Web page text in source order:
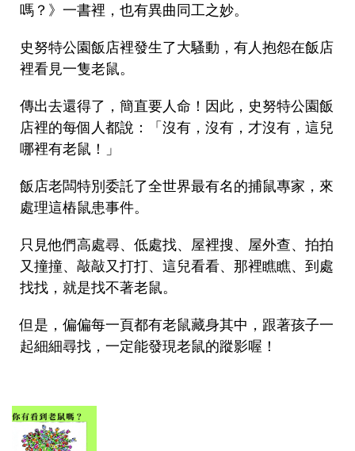
嗎？》一書裡，也有異曲同工之妙。
史努特公園飯店裡發生了大騷動，有人抱怨在飯店
裡看見一隻老鼠。
傳出去還得了，簡直要人命！因此，史努特公園飯
店裡的每個人都說：「沒有，沒有，才沒有，這兒
哪裡有老鼠！」
飯店老闆特別委託了全世界最有名的捕鼠專家，來
處理這樁鼠患事件。
只見他們高處尋、低處找、屋裡搜、屋外查、拍拍
又撞撞、敲敲又打打、這兒看看、那裡瞧瞧、到處
找找，就是找不著老鼠。
但是，偏偏每一頁都有老鼠藏身其中，跟著孩子一
起細細尋找，一定能發現老鼠的蹤影喔！